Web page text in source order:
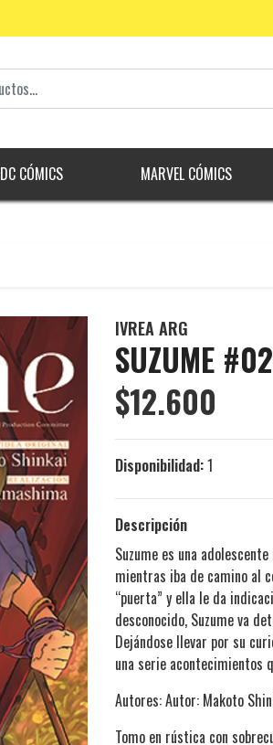
DC CÓMICS MARVEL CÓMICS
IVREA ARG
SUZUME #02
$12.600
Disponibilidad:1
Descripción
Suzume es una
mientras iba de camino al
“puerta” y ella le da
desconocido, Suzume va
Dejándose llevar por su
una serie acontecimientos
Autores: Autor: Makoto
Tomo en rústica con